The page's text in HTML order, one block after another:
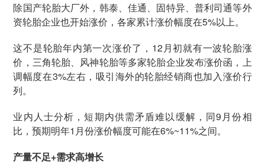
除国产轮胎大厂外，韩泰、佳通、固特异、普利司通等外
资轮胎企业也开始涨价，各家累计涨价幅度在5%以上。
这不是轮胎年内第一次涨价了，12月初就有一波轮胎涨
价，三角轮胎、风神轮胎等多家轮胎企业发布涨价函，上
调幅度在3%左右，吸引海外的轮胎经销商也加入涨价行
列。
业内人士分析，短期内供需矛盾难以缓解，同9月份相
比，预期明年1月份涨价幅度可能在6%~11%之间。
产量不足+需求高增长